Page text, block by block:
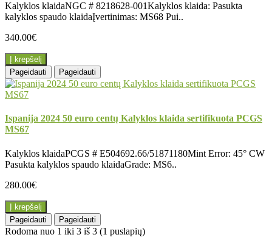
Kalyklos klaidaNGC # 8218628-001Kalyklos klaida: Pasukta
kalyklos spaudo klaidaĮvertinimas: MS68 Pui..
340.00€
Į krepšelį
Pageidauti
Pageidauti
Ispanija 2024 50 euro centų Kalyklos klaida sertifikuota PCGS
MS67
Kalyklos klaidaPCGS # E504692.66/51871180Mint Error: 45° CW
Pasukta kalyklos spaudo klaidaGrade: MS6..
280.00€
Į krepšelį
Pageidauti
Pageidauti
Rodoma nuo 1 iki 3 iš 3 (1 puslapių)